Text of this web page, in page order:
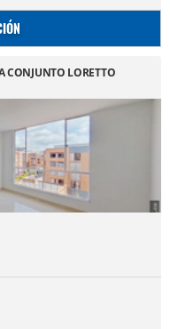
CONJUNTO LORETTO